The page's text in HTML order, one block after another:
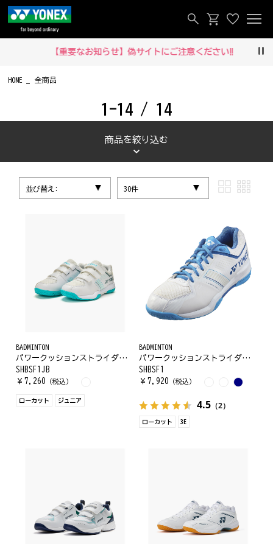
【重要なお知らせ】偽サイトにご注意ください‼
HOME 全商品
1-14 / 14
商品を絞り込む
並び替え: 30件
BADMINTON
パワークッションストライダーフローJ
SHBSF1JB
￥ 7,260 （税込）
ローカット ジュニア
BADMINTON
パワークッションストライダーフロー
SHBSF1
￥ 7,920 （税込）
4.5（2）
ローカット 3E